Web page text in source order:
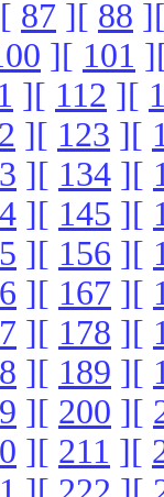
87 ][ 88
][ 101
][ 112 ][
][ 123 ][
][ 134 ][
][ 145 ][
][ 156 ][
][ 167 ][
][ 178 ][
][ 189 ][
][ 200 ][
][ 211 ][